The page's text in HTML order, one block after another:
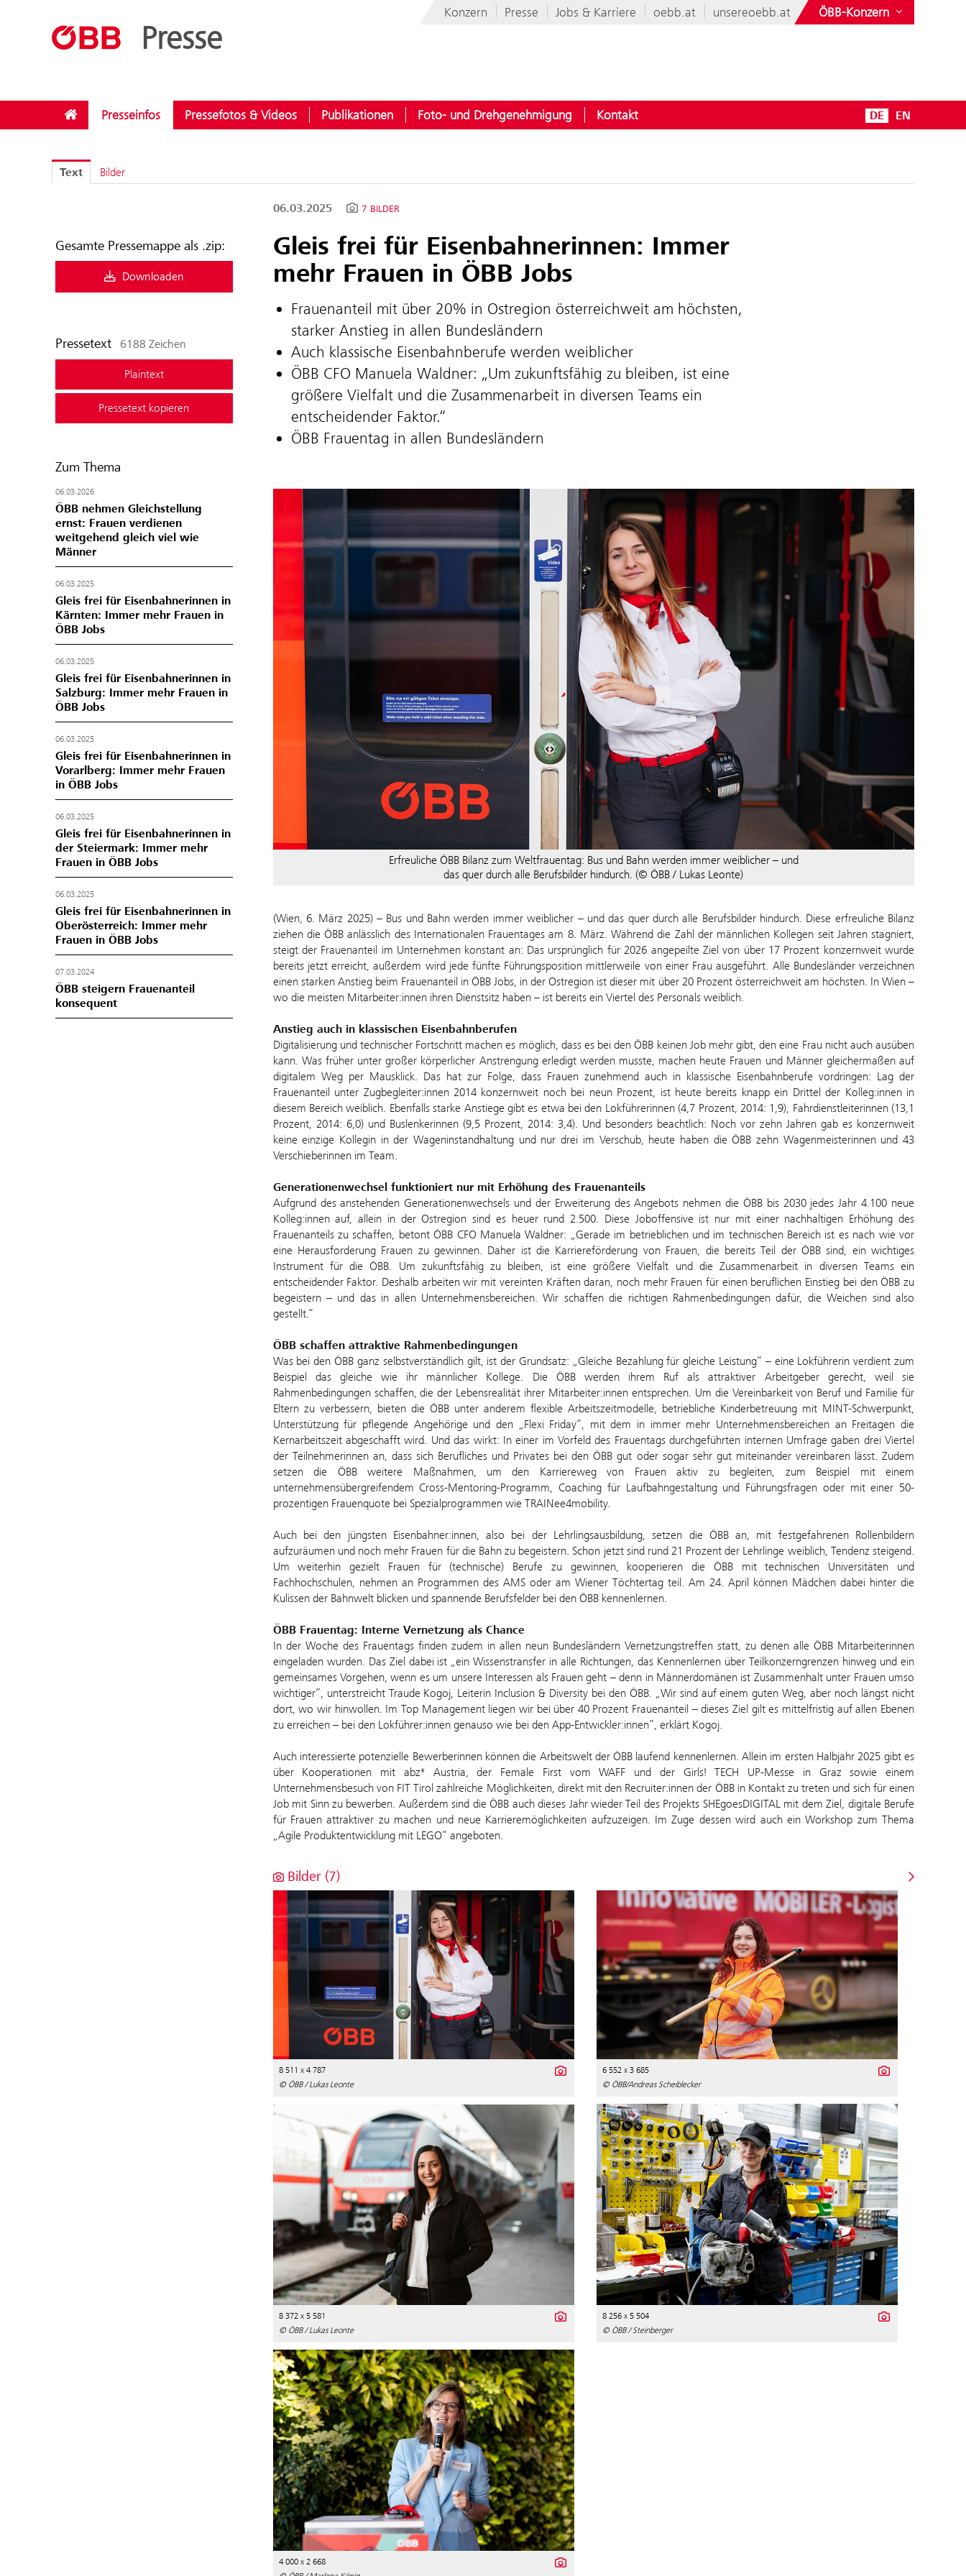
Presse
Konzern Presse Jobs & Karriere oebb.at unsereoebb.at ÖBB-Konzern
Presseinfos Pressefotos & Videos Publikationen Foto- und Drehgenehmigung Kontakt DE EN
Text Bilder
Gesamte Pressemappe als .zip:
Downloaden
Pressetext 6188 Zeichen
Plaintext
Pressetext kopieren
Zum Thema
06.03.2026
ÖBB nehmen Gleichstellung
ernst: Frauen verdienen
weitgehend gleich viel wie
Männer
06.03.2025
Gleis frei für Eisenbahnerinnen in
Kärnten: Immer mehr Frauen in
ÖBB Jobs
06.03.2025
Gleis frei für Eisenbahnerinnen in
Salzburg: Immer mehr Frauen in
ÖBB Jobs
06.03.2025
Gleis frei für Eisenbahnerinnen in
Vorarlberg: Immer mehr Frauen
in ÖBB Jobs
06.03.2025
Gleis frei für Eisenbahnerinnen in
der Steiermark: Immer mehr
Frauen in ÖBB Jobs
06.03.2025
Gleis frei für Eisenbahnerinnen in
Oberösterreich: Immer mehr
Frauen in ÖBB Jobs
07.03.2024
ÖBB steigern Frauenanteil
konsequent
06.03.2025 7 BILDER
Gleis frei für Eisenbahnerinnen: Immer
mehr Frauen in ÖBB Jobs
Frauenanteil mit über 20% in Ostregion österreichweit am höchsten,
starker Anstieg in allen Bundesländern
Auch klassische Eisenbahnberufe werden weiblicher
ÖBB CFO Manuela Waldner: „Um zukunftsfähig zu bleiben, ist eine
größere Vielfalt und die Zusammenarbeit in diversen Teams ein
entscheidender Faktor.“
ÖBB Frauentag in allen Bundesländern
Erfreuliche ÖBB Bilanz zum Weltfrauentag: Bus und Bahn werden immer weiblicher – und
das quer durch alle Berufsbilder hindurch. (© ÖBB / Lukas Leonte)
(Wien, 6. März 2025) – Bus und Bahn werden immer weiblicher – und das quer durch alle Berufsbilder hindurch. Diese erfreuliche Bilanz
ziehen die ÖBB anlässlich des Internationalen Frauentages am 8. März. Während die Zahl der männlichen Kollegen seit Jahren stagniert,
steigt der Frauenanteil im Unternehmen konstant an: Das ursprünglich für 2026 angepeilte Ziel von über 17 Prozent konzernweit wurde
bereits jetzt erreicht, außerdem wird jede fünfte Führungsposition mittlerweile von einer Frau ausgeführt. Alle Bundesländer verzeichnen
einen starken Anstieg beim Frauenanteil in ÖBB Jobs, in der Ostregion ist dieser mit über 20 Prozent österreichweit am höchsten. In Wien –
wo die meisten Mitarbeiter:innen ihren Dienstsitz haben – ist bereits ein Viertel des Personals weiblich.
Anstieg auch in klassischen Eisenbahnberufen
Digitalisierung und technischer Fortschritt machen es möglich, dass es bei den ÖBB keinen Job mehr gibt, den eine Frau nicht auch ausüben
kann. Was früher unter großer körperlicher Anstrengung erledigt werden musste, machen heute Frauen und Männer gleichermaßen auf
digitalem Weg per Mausklick. Das hat zur Folge, dass Frauen zunehmend auch in klassische Eisenbahnberufe vordringen: Lag der
Frauenanteil unter Zugbegleiter:innen 2014 konzernweit noch bei neun Prozent, ist heute bereits knapp ein Drittel der Kolleg:innen in
diesem Bereich weiblich. Ebenfalls starke Anstiege gibt es etwa bei den Lokführerinnen (4,7 Prozent, 2014: 1,9), Fahrdienstleiterinnen (13,1
Prozent, 2014: 6,0) und Buslenkerinnen (9,5 Prozent, 2014: 3,4). Und besonders beachtlich: Noch vor zehn Jahren gab es konzernweit
keine einzige Kollegin in der Wageninstandhaltung und nur drei im Verschub, heute haben die ÖBB zehn Wagenmeisterinnen und 43
Verschieberinnen im Team.
Generationenwechsel funktioniert nur mit Erhöhung des Frauenanteils
Aufgrund des anstehenden Generationenwechsels und der Erweiterung des Angebots nehmen die ÖBB bis 2030 jedes Jahr 4.100 neue
Kolleg:innen auf, allein in der Ostregion sind es heuer rund 2.500. Diese Joboffensive ist nur mit einer nachhaltigen Erhöhung des
Frauenanteils zu schaffen, betont ÖBB CFO Manuela Waldner: „Gerade im betrieblichen und im technischen Bereich ist es nach wie vor
eine Herausforderung Frauen zu gewinnen. Daher ist die Karriereförderung von Frauen, die bereits Teil der ÖBB sind, ein wichtiges
Instrument für die ÖBB. Um zukunftsfähig zu bleiben, ist eine größere Vielfalt und die Zusammenarbeit in diversen Teams ein
entscheidender Faktor. Deshalb arbeiten wir mit vereinten Kräften daran, noch mehr Frauen für einen beruflichen Einstieg bei den ÖBB zu
begeistern – und das in allen Unternehmensbereichen. Wir schaffen die richtigen Rahmenbedingungen dafür, die Weichen sind also
gestellt.“
ÖBB schaffen attraktive Rahmenbedingungen
Was bei den ÖBB ganz selbstverständlich gilt, ist der Grundsatz: „Gleiche Bezahlung für gleiche Leistung“ – eine Lokführerin verdient zum
Beispiel das gleiche wie ihr männlicher Kollege. Die ÖBB werden ihrem Ruf als attraktiver Arbeitgeber gerecht, weil sie
Rahmenbedingungen schaffen, die der Lebensrealität ihrer Mitarbeiter:innen entsprechen. Um die Vereinbarkeit von Beruf und Familie für
Eltern zu verbessern, bieten die ÖBB unter anderem flexible Arbeitszeitmodelle, betriebliche Kinderbetreuung mit MINT-Schwerpunkt,
Unterstützung für pflegende Angehörige und den „Flexi Friday“, mit dem in immer mehr Unternehmensbereichen an Freitagen die
Kernarbeitszeit abgeschafft wird. Und das wirkt: In einer im Vorfeld des Frauentags durchgeführten internen Umfrage gaben drei Viertel
der Teilnehmerinnen an, dass sich Berufliches und Privates bei den ÖBB gut oder sogar sehr gut miteinander vereinbaren lässt. Zudem
setzen die ÖBB weitere Maßnahmen, um den Karriereweg von Frauen aktiv zu begleiten, zum Beispiel mit einem
unternehmensübergreifendem Cross-Mentoring-Programm, Coaching für Laufbahngestaltung und Führungsfragen oder mit einer 50-
prozentigen Frauenquote bei Spezialprogrammen wie TRAINee4mobility.
Auch bei den jüngsten Eisenbahner:innen, also bei der Lehrlingsausbildung, setzen die ÖBB an, mit festgefahrenen Rollenbildern
aufzuräumen und noch mehr Frauen für die Bahn zu begeistern. Schon jetzt sind rund 21 Prozent der Lehrlinge weiblich, Tendenz steigend.
Um weiterhin gezielt Frauen für (technische) Berufe zu gewinnen, kooperieren die ÖBB mit technischen Universitäten und
Fachhochschulen, nehmen an Programmen des AMS oder am Wiener Töchtertag teil. Am 24. April können Mädchen dabei hinter die
Kulissen der Bahnwelt blicken und spannende Berufsfelder bei den ÖBB kennenlernen.
ÖBB Frauentag: Interne Vernetzung als Chance
In der Woche des Frauentags finden zudem in allen neun Bundesländern Vernetzungstreffen statt, zu denen alle ÖBB Mitarbeiterinnen
eingeladen wurden. Das Ziel dabei ist „ein Wissenstransfer in alle Richtungen, das Kennenlernen über Teilkonzerngrenzen hinweg und ein
gemeinsames Vorgehen, wenn es um unsere Interessen als Frauen geht – denn in Männerdomänen ist Zusammenhalt unter Frauen umso
wichtiger”, unterstreicht Traude Kogoj, Leiterin Inclusion & Diversity bei den ÖBB. „Wir sind auf einem guten Weg, aber noch längst nicht
dort, wo wir hinwollen. Im Top Management liegen wir bei über 40 Prozent Frauenanteil – dieses Ziel gilt es mittelfristig auf allen Ebenen
zu erreichen – bei den Lokführer:innen genauso wie bei den App-Entwickler:innen”, erklärt Kogoj.
Auch interessierte potenzielle Bewerberinnen können die Arbeitswelt der ÖBB laufend kennenlernen. Allein im ersten Halbjahr 2025 gibt es
über Kooperationen mit abz* Austria, der Female First vom WAFF und der Girls! TECH UP-Messe in Graz sowie einem
Unternehmensbesuch von FIT Tirol zahlreiche Möglichkeiten, direkt mit den Recruiter:innen der ÖBB in Kontakt zu treten und sich für einen
Job mit Sinn zu bewerben. Außerdem sind die ÖBB auch dieses Jahr wieder Teil des Projekts SHEgoesDIGITAL mit dem Ziel, digitale Berufe
für Frauen attraktiver zu machen und neue Karrieremöglichkeiten aufzuzeigen. Im Zuge dessen wird auch ein Workshop zum Thema
„Agile Produktentwicklung mit LEGO“ angeboten.
Bilder (7)
8 511 x 4 787
© ÖBB / Lukas Leonte
6 552 x 3 685
© ÖBB/Andreas Scheiblecker
8 372 x 5 581
© ÖBB / Lukas Leonte
8 256 x 5 504
© ÖBB / Steinberger
4 000 x 2 668